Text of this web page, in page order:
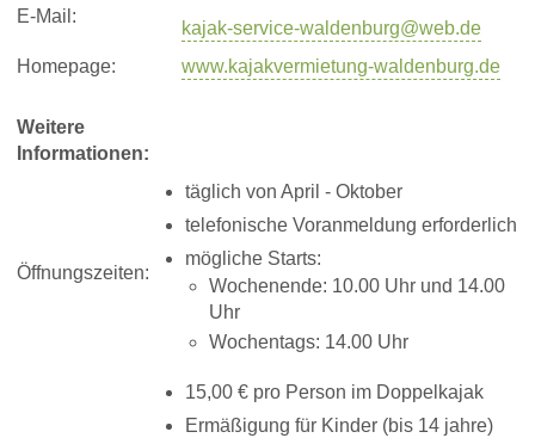
E-Mail:
kajak-service-waldenburg@web.de
Homepage:
www.kajakvermietung-waldenburg.de
Weitere
Informationen:
Öffnungszeiten:
täglich von April - Oktober
telefonische Voranmeldung erforderlich
mögliche Starts:
Wochenende: 10.00 Uhr und 14.00
Uhr
Wochentags: 14.00 Uhr
15,00 € pro Person im Doppelkajak
Ermäßigung für Kinder (bis 14 jahre)